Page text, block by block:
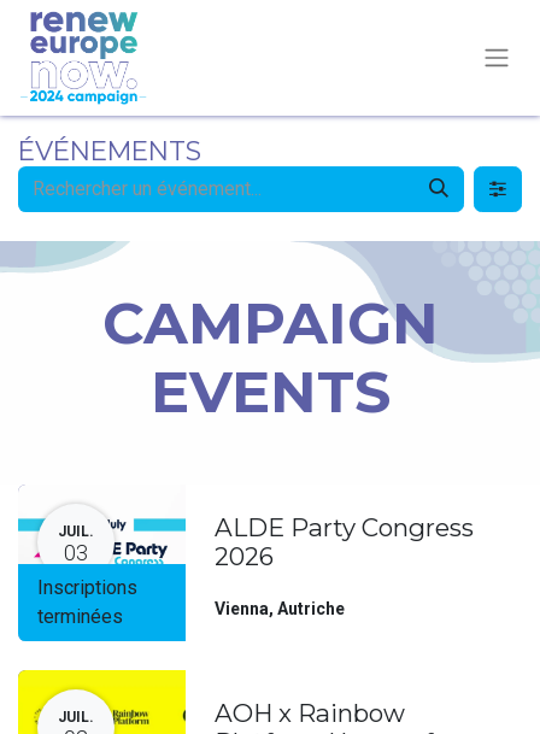
ÉVÉNEMENTS
CAMPAIGN
EVENTS
JUIL.
03
Inscriptions
terminées
ALDE Party Congress
2026
Vienna,Autriche
JUIL.
AOH x Rainbow